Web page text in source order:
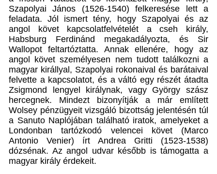
Szapolyai János (1526-1540) felkeresése lett a
feladata. Jól ismert tény, hogy Szapolyai és az
angol követ kapcsolatfelvételét a cseh király,
Habsburg Ferdinánd megakadályozta, és Sir
Wallopot feltartóztatta. Annak ellenére, hogy az
angol követ személyesen nem tudott találkozni a
magyar királlyal, Szapolyai rokonaival és barátaival
felvette a kapcsolatot, és a váltó egy részét átadta
Zsigmond lengyel királynak, vagy György szász
hercegnek. Mindezt bizonyítják a már említett
Wolsey pénzügyeit vizsgáló bizottság jelentésén túl
a Sanuto Naplójában található iratok, amelyeket a
Londonban tartózkodó velencei követ (Marco
Antonio Venier) írt Andrea Gritti (1523-1538)
dózsénak. Az angol udvar később is támogatta a
magyar király érdekeit.